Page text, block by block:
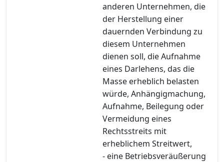
anderen Unternehmen, die
der Herstellung einer
dauernden Verbindung zu
diesem Unternehmen
dienen soll, die Aufnahme
eines Darlehens, das die
Masse erheblich belasten
würde, Anhängigmachung,
Aufnahme, Beilegung oder
Vermeidung eines
Rechtsstreits mit
erheblichem Streitwert,
- eine Betriebsveräußerung